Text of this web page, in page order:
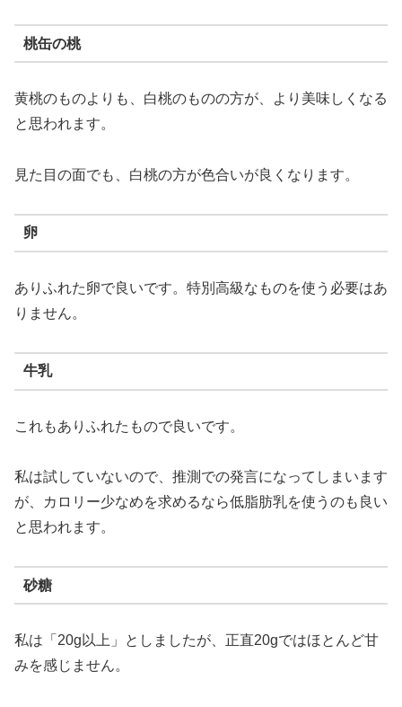
桃缶の桃
黄桃のものよりも、白桃のものの方が、より美味しくなる
と思われます。
見た目の面でも、白桃の方が色合いが良くなります。
卵
ありふれた卵で良いです。特別高級なものを使う必要はあ
りません。
牛乳
これもありふれたもので良いです。
私は試していないので、推測での発言になってしまいます
が、カロリー少なめを求めるなら低脂肪乳を使うのも良い
と思われます。
砂糖
私は「20g以上」としましたが、正直20gではほとんど甘
みを感じません。